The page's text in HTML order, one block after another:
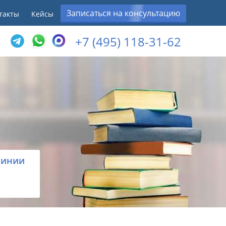
Кейсы Записаться на консультацию
+7 (495) 118-31-62